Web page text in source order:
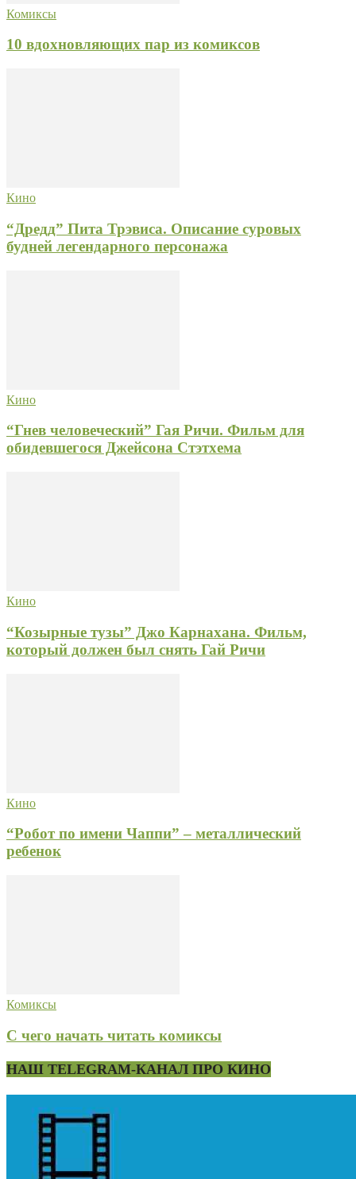
Комиксы
10 вдохновляющих пар из комиксов
Кино
“Дредд” Пита Трэвиса. Описание суровых
будней легендарного персонажа
Кино
“Гнев человеческий” Гая Ричи. Фильм для
обидевшегося Джейсона Стэтхема
Кино
“Козырные тузы” Джо Карнахана. Фильм,
который должен был снять Гай Ричи
Кино
“Робот по имени Чаппи” – металлический
ребенок
Комиксы
С чего начать читать комиксы
НАШ TELEGRAM-КАНАЛ ПРО КИНО